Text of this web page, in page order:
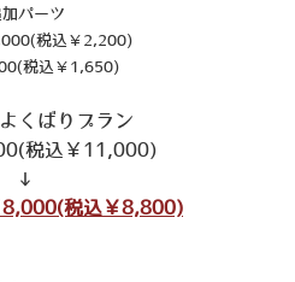
パーツ
税込￥2,200)
税込￥1,650)
くばりプラン
税込￥11,000)
↓
8,000(税込￥8,800)